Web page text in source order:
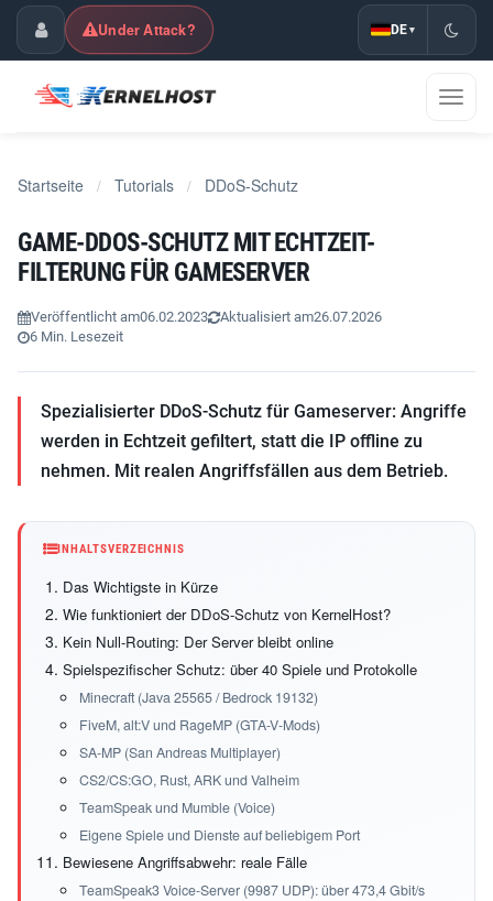
KundencenterUnder Attack? DE ▾
Startseite / Tutorials / DDoS-Schutz
GAME-DDOS-SCHUTZ MIT ECHTZEIT-
FILTERUNG FÜR GAMESERVER
Veröffentlicht am06.02.2023 Aktualisiert am26.07.2026
6 Min. Lesezeit
Spezialisierter DDoS-Schutz für Gameserver: Angriffe
werden in Echtzeit gefiltert, statt die IP offline zu
nehmen. Mit realen Angriffsfällen aus dem Betrieb.
INHALTSVERZEICHNIS
Das Wichtigste in Kürze
Wie funktioniert der DDoS-Schutz von KernelHost?
Kein Null-Routing: Der Server bleibt online
Spielspezifischer Schutz: über 40 Spiele und Protokolle
Minecraft (Java 25565 / Bedrock 19132)
FiveM, alt:V und RageMP (GTA-V-Mods)
SA-MP (San Andreas Multiplayer)
CS2/CS:GO, Rust, ARK und Valheim
TeamSpeak und Mumble (Voice)
Eigene Spiele und Dienste auf beliebigem Port
Bewiesene Angriffsabwehr: reale Fälle
TeamSpeak3 Voice-Server (9987 UDP): über 473,4 Gbit/s